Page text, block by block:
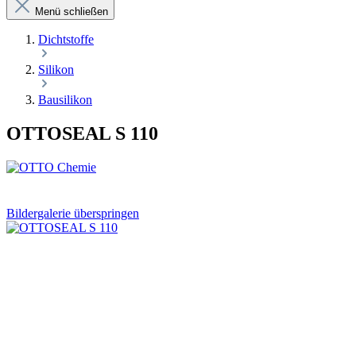
Menü schließen
Dichtstoffe
Silikon
Bausilikon
OTTOSEAL S 110
Bildergalerie überspringen